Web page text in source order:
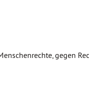
gegen